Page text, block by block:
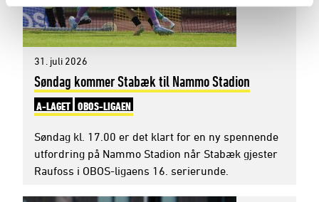
31. juli 2026
Søndag kommer Stabæk til Nammo Stadion
A-LAGET OBOS-LIGAEN
Søndag kl. 17.00 er det klart for en ny spennende
utfordring på Nammo Stadion når Stabæk gjester
Raufoss i OBOS-ligaens 16. serierunde.